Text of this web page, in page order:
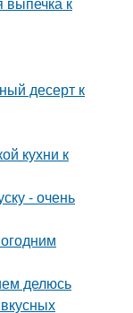
десерт к
кухни к
- очень
делюсь